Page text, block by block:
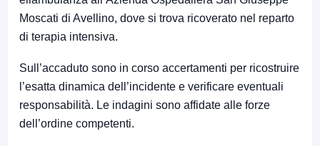
Moscati di Avellino, dove si trova ricoverato nel reparto
di terapia intensiva.
Sull’accaduto sono in corso accertamenti per ricostruire
l’esatta dinamica dell’incidente e verificare eventuali
responsabilità. Le indagini sono affidate alle forze
dell’ordine competenti.